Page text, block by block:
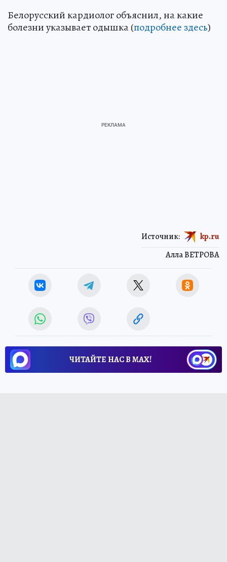
Белорусский кардиолог объяснил, на какие
болезни указывает одышка (подробнее здесь)
Алла ВЕТРОВА
Источник: kp.ru
ЧИТАЙТЕ НАС В МАХ!